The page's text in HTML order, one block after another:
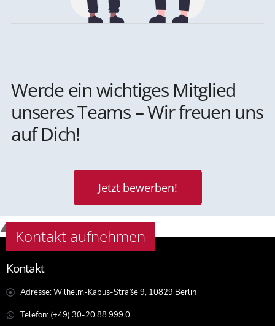
Werde ein wichtiges Mitglied
unseres Teams – Wir freuen uns
auf Dich!
Jetzt bewerben!
Kontakt aufnehmen
Kontakt
Adresse: Wilhelm-Kabus-Straße 9, 10829 Berlin
Telefon: (+49) 30-20 88 999 0